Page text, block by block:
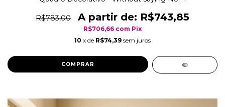
R$783,00 R$743,85
R$706,66 com Pix
10 x de R$74,39 sem juros
COMPRAR